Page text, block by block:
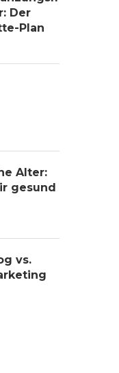
Der
Plan
Alter:
gesund
vs.